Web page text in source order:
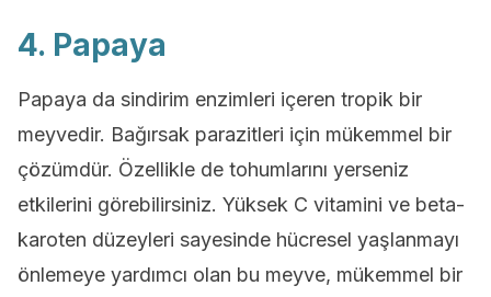
4. Papaya
Papaya da sindirim enzimleri içeren tropik bir
meyvedir. Bağırsak parazitleri için mükemmel bir
çözümdür. Özellikle de tohumlarını yerseniz
etkilerini görebilirsiniz. Yüksek C vitamini ve beta-
karoten düzeyleri sayesinde hücresel yaşlanmayı
önlemeye yardımcı olan bu meyve, mükemmel bir